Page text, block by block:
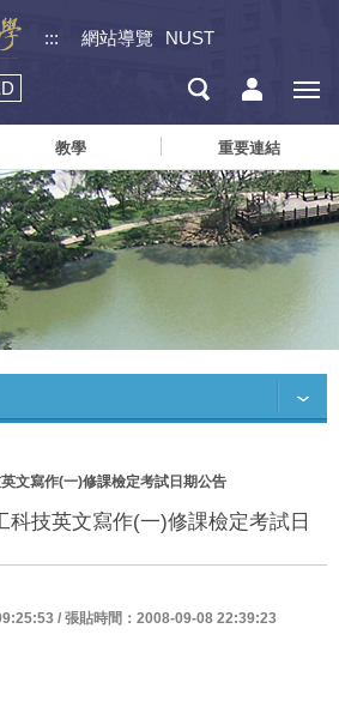
::: 網站導覽 NUST
教學 重要連結
文寫作(一)修課檢定考試日期公告
科技英文寫作(一)修課檢定考試日
/ 張貼時間：2008-09-08 22:39:23